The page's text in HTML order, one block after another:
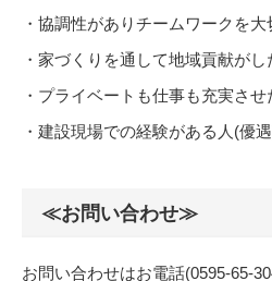
・協調性がありチームワークを大
・家づくりを通して地域貢献がし
・プライベートも仕事も充実させ
・建設現場での経験がある人(優
≪お問い合わせ≫
お問い合わせはお電話(0595-65-